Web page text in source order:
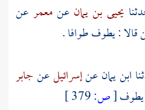
يحيى بن يمانعنمعمر عن
قالا : يطوف طوافا .
ابن يمانعنإسرائيلعنجابر
[ص: